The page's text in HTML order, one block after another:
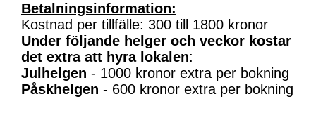
Betalningsinformation:
Kostnad per tillfälle: 300 till 1800 kronor
Under följande helger och veckor kostar
det extra att hyra lokalen:
Julhelgen - 1000 kronor extra per bokning
Påskhelgen - 600 kronor extra per bokning